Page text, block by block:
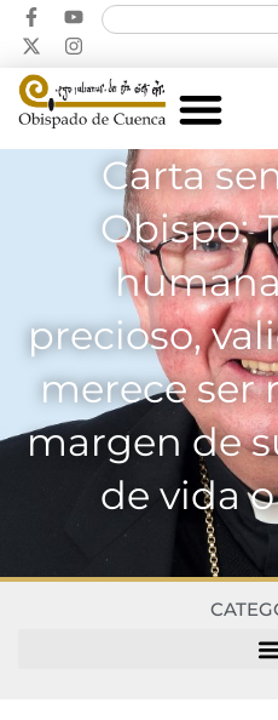
Carta
Obispo:
precioso,
merece ser
margen de
de vida